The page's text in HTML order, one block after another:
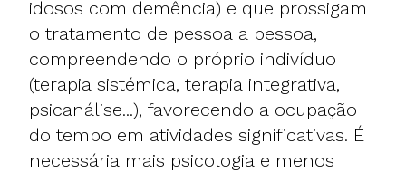
idosos com demência) e que prossigam
o tratamento de pessoa a pessoa,
compreendendo o próprio indivíduo
(terapia sistémica, terapia integrativa,
psicanálise...), favorecendo a ocupação
do tempo em atividades significativas. É
necessária mais psicologia e menos